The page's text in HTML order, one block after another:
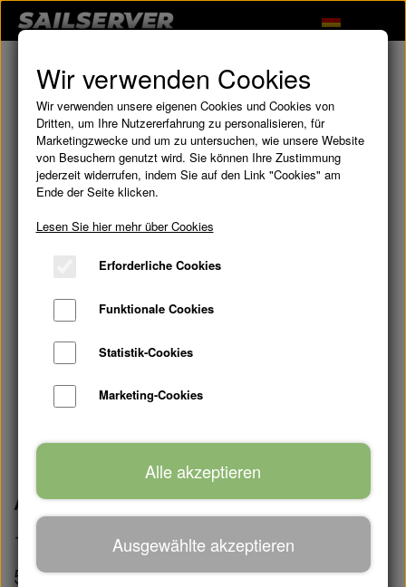
Abonnements
1-Jahres-Abonnement
596,0 DKK
Wir verwenden Cookies
Wir verwenden unsere eigenen Cookies und Cookies von
Dritten, um Ihre Nutzererfahrung zu personalisieren, für
Marketingzwecke und um zu untersuchen, wie unsere Website
von Besuchern genutzt wird. Sie können Ihre Zustimmung
jederzeit widerrufen, indem Sie auf den Link "Cookies" am
Ende der Seite klicken.
Lesen Sie hier mehr über Cookies
Erforderliche Cookies
Funktionale Cookies
Statistik-Cookies
Marketing-Cookies
Alle akzeptieren
Ausgewählte akzeptieren